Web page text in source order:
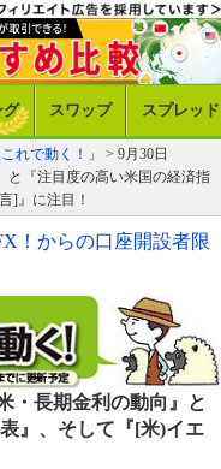
グ スワップ スプレッド
れで動く！」
> 9月30日
と『注目度の高い米国の経済指
]』に注目！
！からの口座開設者限
・長期金利の動向』と
』、そして『[米)イエ